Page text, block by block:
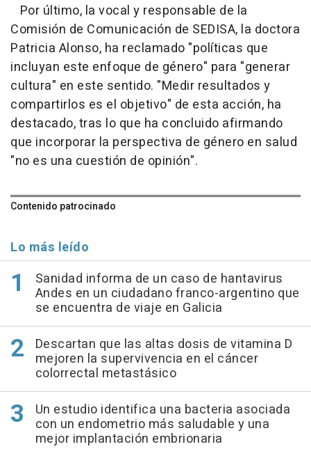
Por último, la vocal y responsable de la
Comisión de Comunicación de SEDISA, la doctora
Patricia Alonso, ha reclamado "políticas que
incluyan este enfoque de género" para "generar
cultura" en este sentido. "Medir resultados y
compartirlos es el objetivo" de esta acción, ha
destacado, tras lo que ha concluido afirmando
que incorporar la perspectiva de género en salud
"no es una cuestión de opinión".
Contenido patrocinado
Lo más leído
Sanidad informa de un caso de hantavirus
Andes en un ciudadano franco-argentino que
se encuentra de viaje en Galicia
Descartan que las altas dosis de vitamina D
mejoren la supervivencia en el cáncer
colorrectal metastásico
Un estudio identifica una bacteria asociada
con un endometrio más saludable y una
mejor implantación embrionaria